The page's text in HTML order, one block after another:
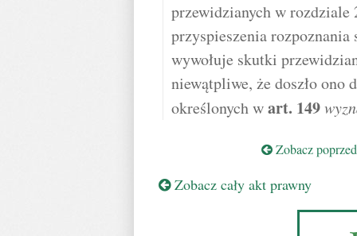
przewidzianych w rozdziale
przyspieszenia rozpoznania
wywołuje skutki
niewątpliwe, że doszło ono
określonych wart. 149
Zobacz
Zobacz cały akt prawny